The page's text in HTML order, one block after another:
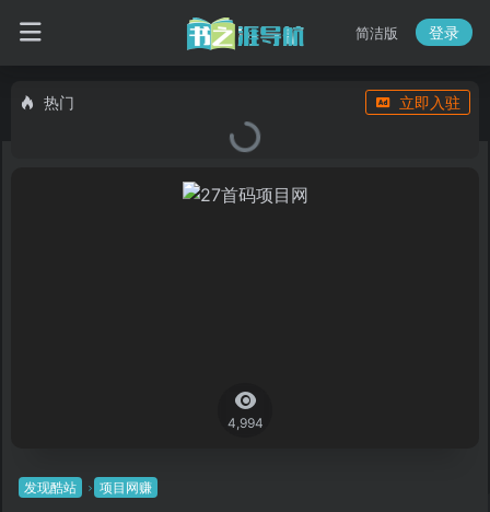
简洁版 登录
热门 立即入驻
4,994
发现酷站 项目网赚